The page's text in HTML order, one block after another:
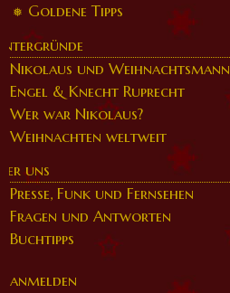
Goldene Tipps
Nikolaus und Weihnachtsmann
Engel & Knecht Ruprecht
Wer war Nikolaus?
Weihnachten weltweit
uns
Presse, Funk und Fernsehen
Fragen und Antworten
Buchtipps
anmelden